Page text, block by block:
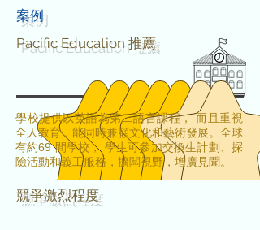
案例
Pacific Education 推薦
學校提供以英語為第二語言課程， 而且重視
全人教育，能同時兼顧文化和藝術發展。全球
有約69 間學校， 學生可參加交換生計劃、探
險活動和義工服務，擴闆視野，增廣見聞。
​競爭激烈程度